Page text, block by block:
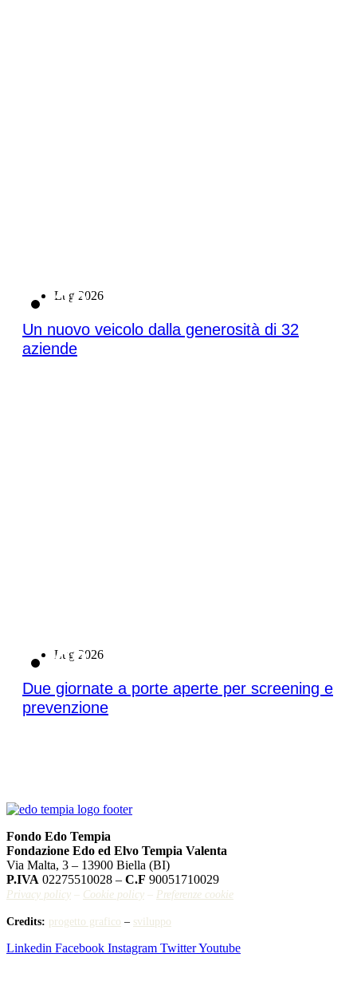
Lug 2026
20
Un nuovo veicolo dalla generosità di 32
aziende
Lug 2026
08
Due giornate a porte aperte per screening e
prevenzione
Fondo Edo Tempia
Fondazione Edo ed Elvo Tempia Valenta
Via Malta, 3 – 13900 Biella (BI)
P.IVA 02275510028 – C.F 90051710029
Privacy policy – Cookie policy – Preferenze cookie
Credits: progetto grafico – sviluppo
Linkedin Facebook Instagram TwitterYoutube